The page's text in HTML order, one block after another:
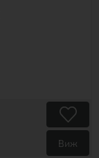
Виж